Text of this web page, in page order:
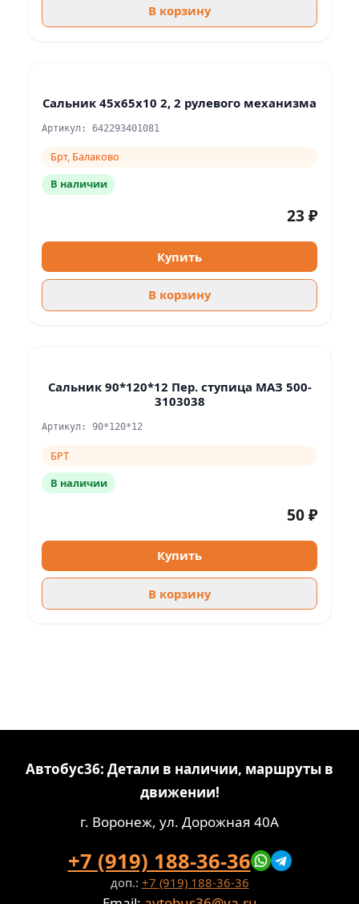
В корзину
Сальник 45х65х10 2, 2 рулевого механизма
Артикул: 642293401081
Брт, Балаково
В наличии
23 ₽
Купить
В корзину
Сальник 90*120*12 Пер. ступица МАЗ 500-
3103038
Артикул: 90*120*12
БРТ
В наличии
50 ₽
Купить
В корзину
Автобус36: Детали в наличии, маршруты в
движении!
г. Воронеж, ул. Дорожная 40А
+7 (919) 188-36-36
доп.: +7 (919) 188-36-36